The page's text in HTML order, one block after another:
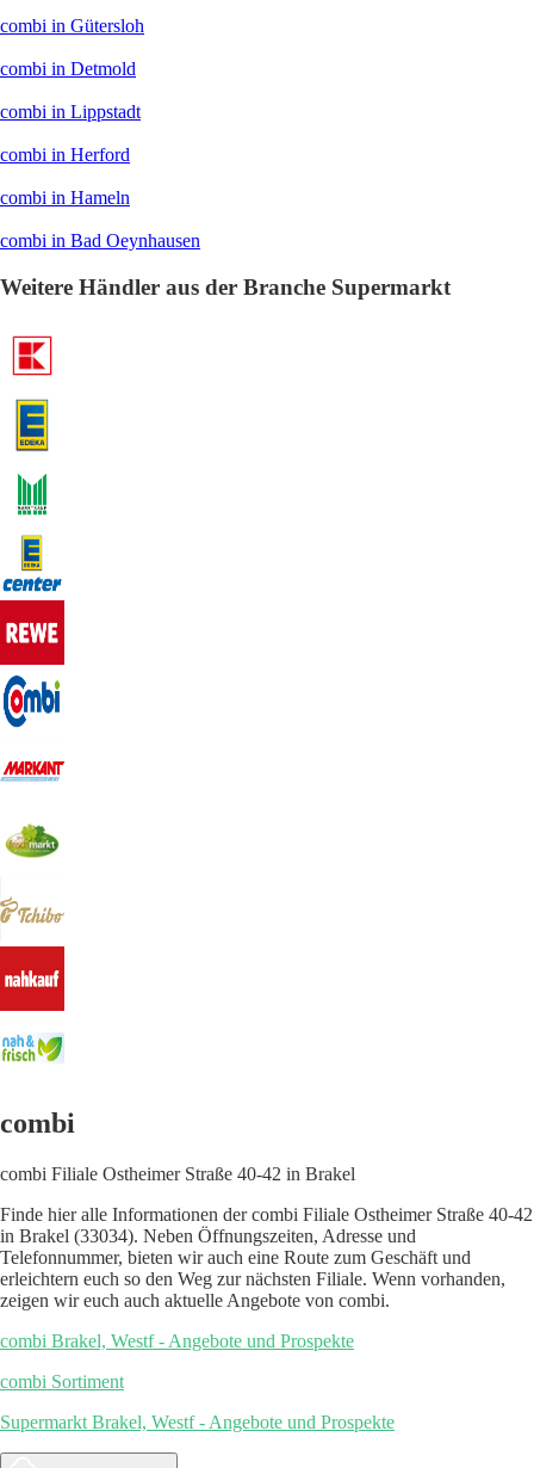
combi in Gütersloh
combi in Detmold
combi in Lippstadt
combi in Herford
combi in Hameln
combi in Bad Oeynhausen
Weitere Händler aus der Branche Supermarkt
combi
combi Filiale Ostheimer Straße 40-42 in Brakel
Finde hier alle Informationen der combi Filiale Ostheimer Straße 40-42
in Brakel (33034). Neben Öffnungszeiten, Adresse und
Telefonnummer, bieten wir auch eine Route zum Geschäft und
erleichtern euch so den Weg zur nächsten Filiale. Wenn vorhanden,
zeigen wir euch auch aktuelle Angebote von combi.
combi Brakel, Westf - Angebote und Prospekte
combi Sortiment
Supermarkt Brakel, Westf - Angebote und Prospekte